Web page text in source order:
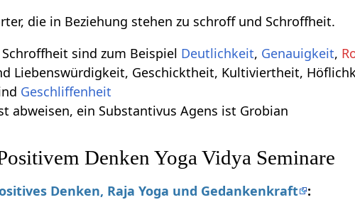
die in Beziehung stehen zu schroff und Schroffheit.
sind zum Beispiel Deutlichkeit, Genauigkeit,
Liebenswürdigkeit, Geschicktheit, Kultiviertheit,
Geschliffenheit
abweisen, ein Substantivus Agens ist Grobian
Denken Yoga Vidya Seminare
Denken, Raja Yoga und Gedankenkraft :